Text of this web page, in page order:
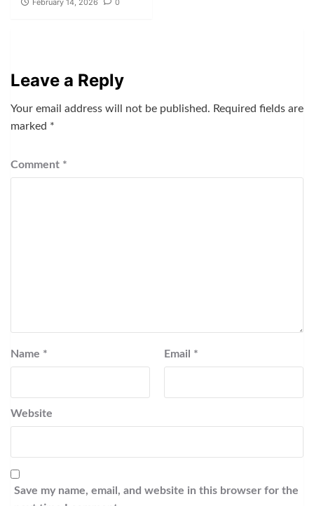
February 14, 2026 0
Leave a Reply
Your email address will not be published. Required fields are
marked *
Comment *
Name * Email *
Website
Save my name, email, and website in this browser for the